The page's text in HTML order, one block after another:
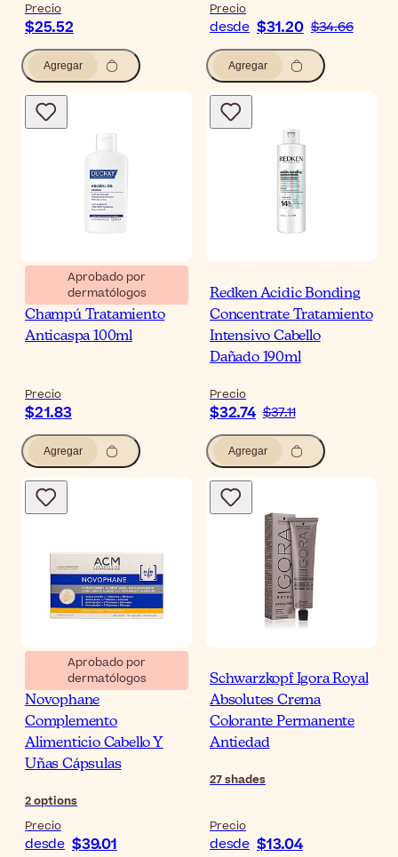
Precio
$25.52
Agregar
Precio
desde $31.20 $34.66
Agregar
Aprobado por
dermatólogos
Ducray Kelual DS
Champú Tratamiento
Anticaspa 100ml
Precio
$21.83
Agregar
Redken Acidic Bonding
Concentrate Tratamiento
Intensivo Cabello
Dañado 190ml
Precio
$32.74 $37.11
Agregar
Aprobado por
dermatólogos
ACM Laboratoire
Novophane
Complemento
Alimenticio Cabello Y
Uñas Cápsulas
2options
Precio
desde $39.01
Schwarzkopf Igora Royal
Absolutes Crema
Colorante Permanente
Antiedad
27shades
Precio
desde $13.04